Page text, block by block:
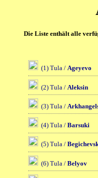
Die Liste enthält alle
(1) Tula / Ageyevo
(2) Tula / Aleksin
(3) Tula /
(4) Tula / Barsuki
(5) Tula /
(6) Tula / Belyov